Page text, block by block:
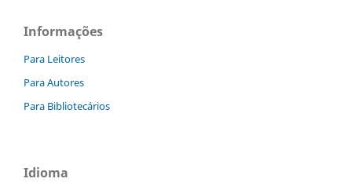
Informações
Para Leitores
Para Autores
Para Bibliotecários
Idioma